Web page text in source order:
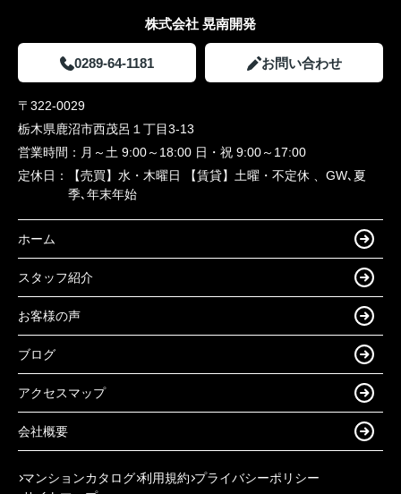
株式会社 晃南開発
0289-64-1181 お問い合わせ
〒322-0029
栃木県鹿沼市西茂呂１丁目3-13
営業時間： 月～土 9:00～18:00 日・祝 9:00～17:00
定休日：
【売買】水・木曜日 【賃貸】土曜・不定休 、GW､夏
季､年末年始
ホーム
スタッフ紹介
お客様の声
ブログ
アクセスマップ
会社概要
マンションカタログ 利用規約 プライバシーポリシー